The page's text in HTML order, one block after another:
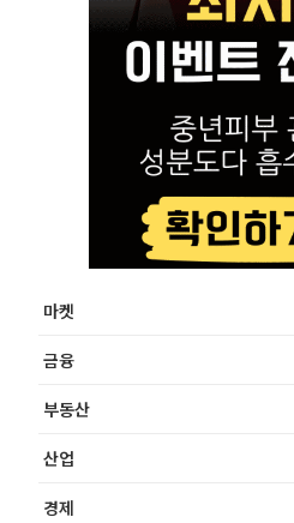
마켓
금융
부동산
산업
경제